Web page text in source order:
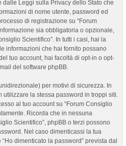
dalle Leggi sulla Privacy dello Stato che
di nome utente, password ed
di registrazione su “Forum
sia obbligatoria o opzionale,
Scientifico”. In tutti i casi, hai la
informazioni che hai fornito possano
tuo account, hai facoltà di opt-in o opt-
del software phpBB.
per motivi di sicurezza. In
la stessa password in troppi siti.
al tuo account su “Forum Consiglio
Ricorda che in nessuna
Scientifico”, phpBB o terzi possono
Nel caso dimenticassi la tua
dimenticato la password” prevista dal